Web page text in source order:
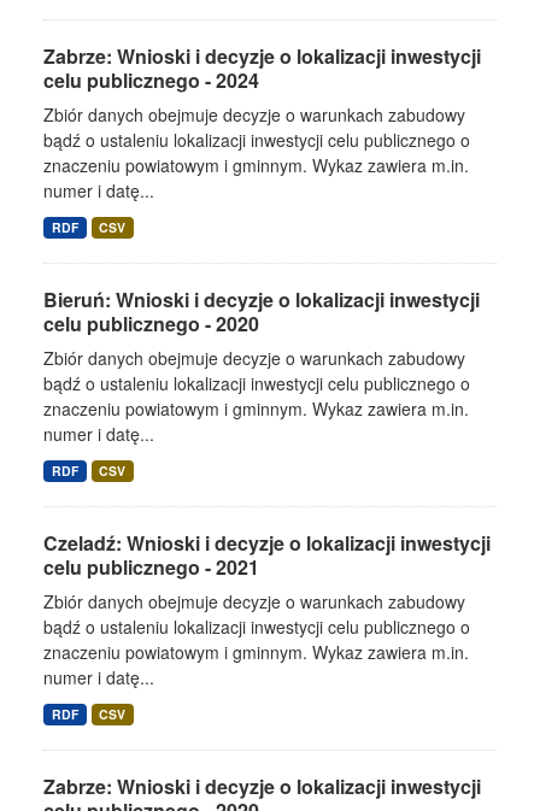
Zabrze: Wnioski i decyzje o lokalizacji inwestycji
celu publicznego - 2024
Zbiór danych obejmuje decyzje o warunkach zabudowy
bądź o ustaleniu lokalizacji inwestycji celu publicznego o
znaczeniu powiatowym i gminnym. Wykaz zawiera m.in.
numer i datę...
RDF CSV
Bieruń: Wnioski i decyzje o lokalizacji inwestycji
celu publicznego - 2020
Zbiór danych obejmuje decyzje o warunkach zabudowy
bądź o ustaleniu lokalizacji inwestycji celu publicznego o
znaczeniu powiatowym i gminnym. Wykaz zawiera m.in.
numer i datę...
RDF CSV
Czeladź: Wnioski i decyzje o lokalizacji inwestycji
celu publicznego - 2021
Zbiór danych obejmuje decyzje o warunkach zabudowy
bądź o ustaleniu lokalizacji inwestycji celu publicznego o
znaczeniu powiatowym i gminnym. Wykaz zawiera m.in.
numer i datę...
RDF CSV
Zabrze: Wnioski i decyzje o lokalizacji inwestycji